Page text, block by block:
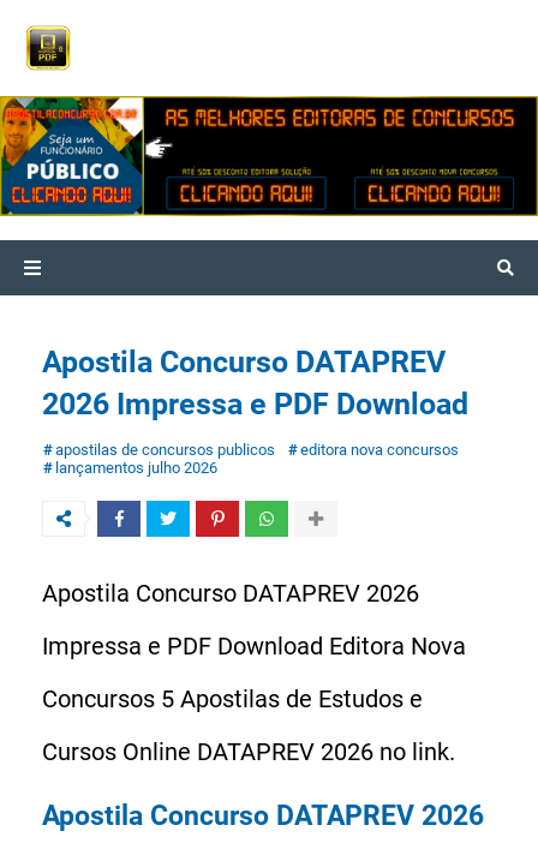
Apostila Concurso DATAPREV
2026 Impressa e PDF Download
apostilas de concursos publicos
editora nova concursos
lançamentos julho 2026
Apostila Concurso DATAPREV 2026
Impressa e PDF Download Editora Nova
Concursos 5 Apostilas de Estudos e
Cursos Online DATAPREV 2026 no link.
Apostila Concurso DATAPREV 2026